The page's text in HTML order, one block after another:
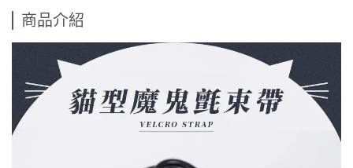
商品介紹